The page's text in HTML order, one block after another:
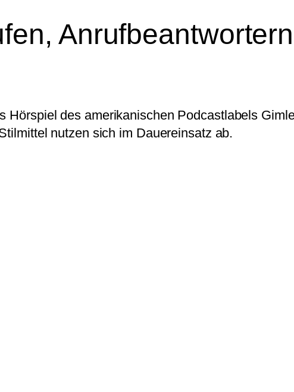
Hörspiel des amerikanischen Podcastlabels
nutzen sich im Dauereinsatz ab.